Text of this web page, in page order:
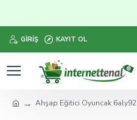
GIRIŞ KAYIT OL
Ahşap Eğitici Oyuncak 6aly92